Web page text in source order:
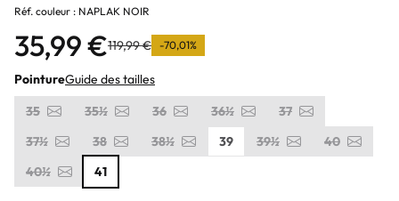
Réf. couleur : NAPLAK NOIR
35,99 €119,99 € -70,01%
PointureGuide des tailles
35
35½ 36 36½
37
37½
38 38½ 39 39½
40
40½
41